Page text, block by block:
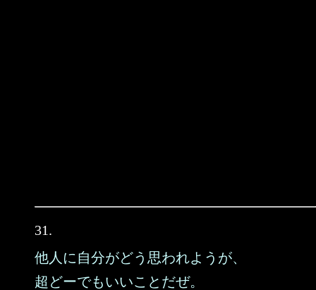
31.
他人に自分がどう思われようが、
超どーでもいいことだぜ。